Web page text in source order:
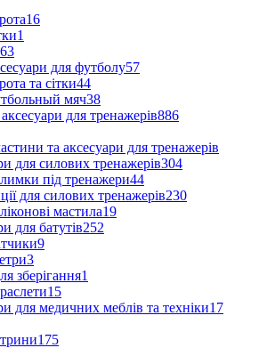
16
1
для футболу57
та сітки44
мяч38
для тренажерів886
та аксесуари для тренажерів
для силових тренажерів304
під тренажери44
для силових тренажерів230
мастила19
для батутів252
9
3
зберігання1
15
для медичних меблів та техніки17
175